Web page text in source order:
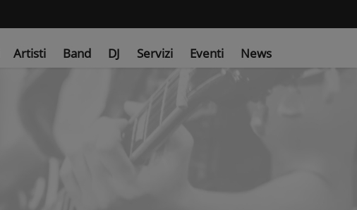
Artisti Band DJ Servizi Eventi News